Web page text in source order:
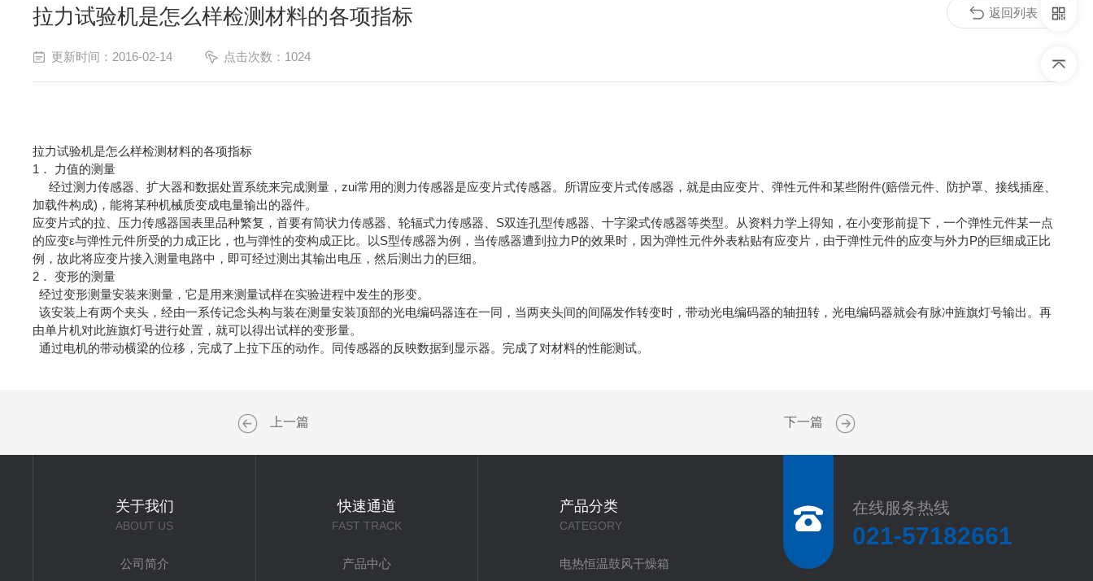
拉力试验机是怎么样检测材料的各项指标
更新时间：2016-02-14 点击次数：1024
拉力试验机是怎么样检测材料的各项指标
1． 力值的测量
经过测力传感器、扩大器和数据处置系统来完成测量，zui常用的测力传感器是应变片式传感器。所谓应变片式传感器，就是由应变片、弹性元件和某些附件(赔偿元件、防护罩、接线插座、
加载件构成)，能将某种机械质变成电量输出的器件。
应变片式的拉、压力传感器国表里品种繁复，首要有筒状力传感器、轮辐式力传感器、S双连孔型传感器、十字梁式传感器等类型。从资料力学上得知，在小变形前提下，一个弹性元件某一点
的应变ε与弹性元件所受的力成正比，也与弹性的变构成正比。以S型传感器为例，当传感器遭到拉力P的效果时，因为弹性元件外表粘贴有应变片，由于弹性元件的应变与外力P的巨细成正比
例，故此将应变片接入测量电路中，即可经过测出其输出电压，然后测出力的巨细。
2． 变形的测量
经过变形测量安装来测量，它是用来测量试样在实验进程中发生的形变。
该安装上有两个夹头，经由一系传记念头构与装在测量安装顶部的光电编码器连在一同，当两夹头间的间隔发作转变时，带动光电编码器的轴扭转，光电编码器就会有脉冲旌旗灯号输出。再
由单片机对此旌旗灯号进行处置，就可以得出试样的变形量。
通过电机的带动横梁的位移，完成了上拉下压的动作。同传感器的反映数据到显示器。完成了对材料的性能测试。
返回列表
上一篇 下一篇
关于我们
ABOUT US
公司简介
快速通道
FAST TRACK
产品中心
产品分类
CATEGORY
电热恒温鼓风干燥箱
在线服务热线
021-57182661